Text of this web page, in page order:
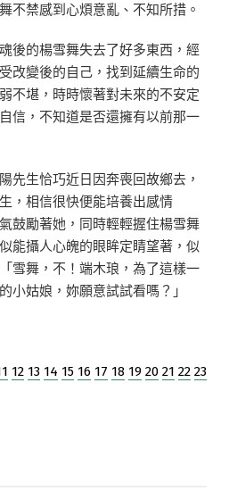
禁感到心煩意亂、不知所措。
後的楊雪舞失去了好多東西，經
改變後的自己，找到延續生命的
不堪，時時懷著對未來的不安定
信，不知道是否還擁有以前那一
先生恰巧近日因奔喪回故鄉去，
，相信很快便能培養出感情
鼓勵著她，同時輕輕握住楊雪舞
能攝人心魄的眼眸定睛望著，似
雪舞，不！端木琅，為了這樣一
小姑娘，妳願意試試看嗎？」
12 13 14 15 16 17 18 19 20 21 22 23